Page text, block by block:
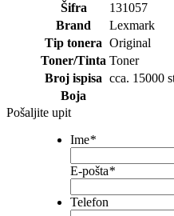
Šifra
131057
Brand
Lexmark
Tip tonera Original
Toner/Tinta Toner
Broj ispisa cca. 15000
Boja
Pošaljite upit
Ime*
E-pošta*
Telefon